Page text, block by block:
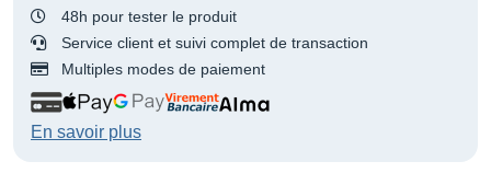
48h pour tester le produit
Service client et suivi complet de transaction
Multiples modes de paiement
En savoir plus